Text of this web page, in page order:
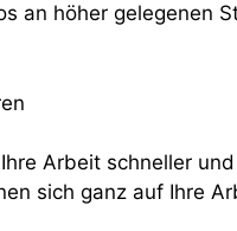
an höher gelegenen
Arbeit schneller
sich ganz auf Ihre